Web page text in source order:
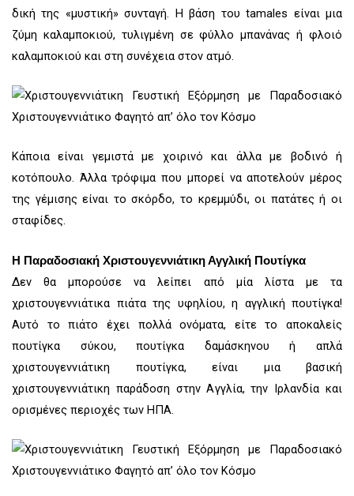
δική της «μυστική» συνταγή. Η βάση του tamales είναι μια
ζύμη καλαμποκιού, τυλιγμένη σε φύλλο μπανάνας ή φλοιό
καλαμποκιού και στη συνέχεια στον ατμό.
Κάποια είναι γεμιστά με χοιρινό και άλλα με βοδινό ή
κοτόπουλο. Άλλα τρόφιμα που μπορεί να αποτελούν μέρος
της γέμισης είναι το σκόρδο, το κρεμμύδι, οι πατάτες ή οι
σταφίδες.
Η Παραδοσιακή Χριστουγεννιάτικη Αγγλική Πουτίγκα
Δεν θα μπορούσε να λείπει από μία λίστα με τα
χριστουγεννιάτικα πιάτα της υφηλίου, η αγγλική πουτίγκα!
Αυτό το πιάτο έχει πολλά ονόματα, είτε το αποκαλείς
πουτίγκα σύκου, πουτίγκα δαμάσκηνου ή απλά
χριστουγεννιάτικη πουτίγκα, είναι μια βασική
χριστουγεννιάτικη παράδοση στην Αγγλία, την Ιρλανδία και
ορισμένες περιοχές των ΗΠΑ.